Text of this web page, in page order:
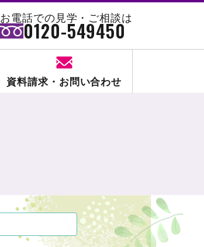
お電話での見学・ご相談は
0120-549450
資料請求・お問い合わせ